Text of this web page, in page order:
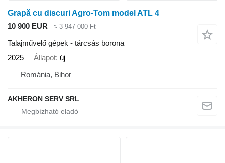
Grapă cu discuri Agro-Tom model ATL 4
10 900 EUR
≈ 3 947 000 Ft
Talajművelő gépek - tárcsás borona
2025
Állapot új
Románia, Bihor
AKHERON SERV SRL